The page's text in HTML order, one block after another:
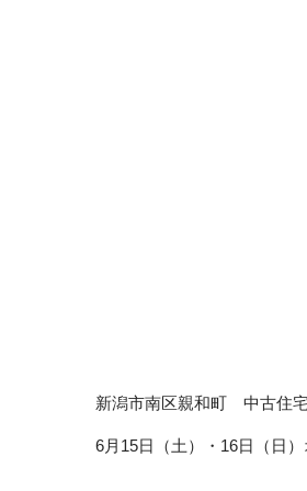
新潟市南区親和町 中古住
6月15日（土）・16日（日